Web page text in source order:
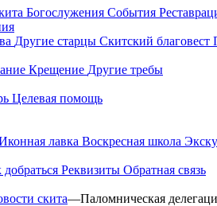
Богослужения События
Другие старцы Скитский благовест
Крещение Другие требы
Целевая помощь
лавка Воскресная школа
добраться Реквизиты Обратная связь
скита—Паломническая